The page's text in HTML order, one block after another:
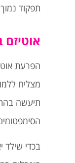
תפקוד
הפרעת
מצליח
בכדי שילד